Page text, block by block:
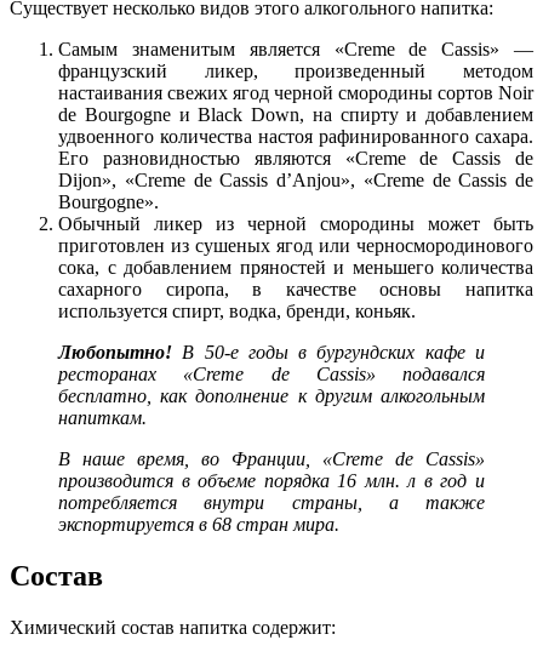
Существует несколько видов этого алкогольного напитка:
Самым знаменитым является «Creme de Cassis» —
французский ликер, произведенный методом
настаивания свежих ягод черной смородины сортов Noir
de Bourgogne и Black Down, на спирту и добавлением
удвоенного количества настоя рафинированного сахара.
Его разновидностью являются «Creme de Cassis de
Dijon», «Creme de Cassis d’Anjou», «Creme de Cassis de
Bourgogne».
Обычный ликер из черной смородины может быть
приготовлен из сушеных ягод или черносмородинового
сока, с добавлением пряностей и меньшего количества
сахарного сиропа, в качестве основы напитка
используется спирт, водка, бренди, коньяк.
Любопытно! В 50-е годы в бургундских кафе и
ресторанах «Creme de Cassis» подавался
бесплатно, как дополнение к другим алкогольным
напиткам.
В наше время, во Франции, «Creme de Cassis»
производится в объеме порядка 16 млн. л в год и
потребляется внутри страны, а также
экспортируется в 68 стран мира.
Состав
Химический состав напитка содержит: